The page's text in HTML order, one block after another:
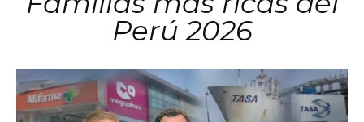
Perú 2026